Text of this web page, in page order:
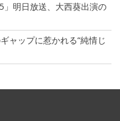
」明日放送、大西葵出演の
ャップに惹かれる“純情じ